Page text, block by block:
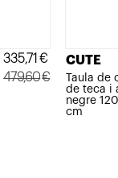
479,60€
335,71 € CUTE
Taula de
de teca i
negre
cm